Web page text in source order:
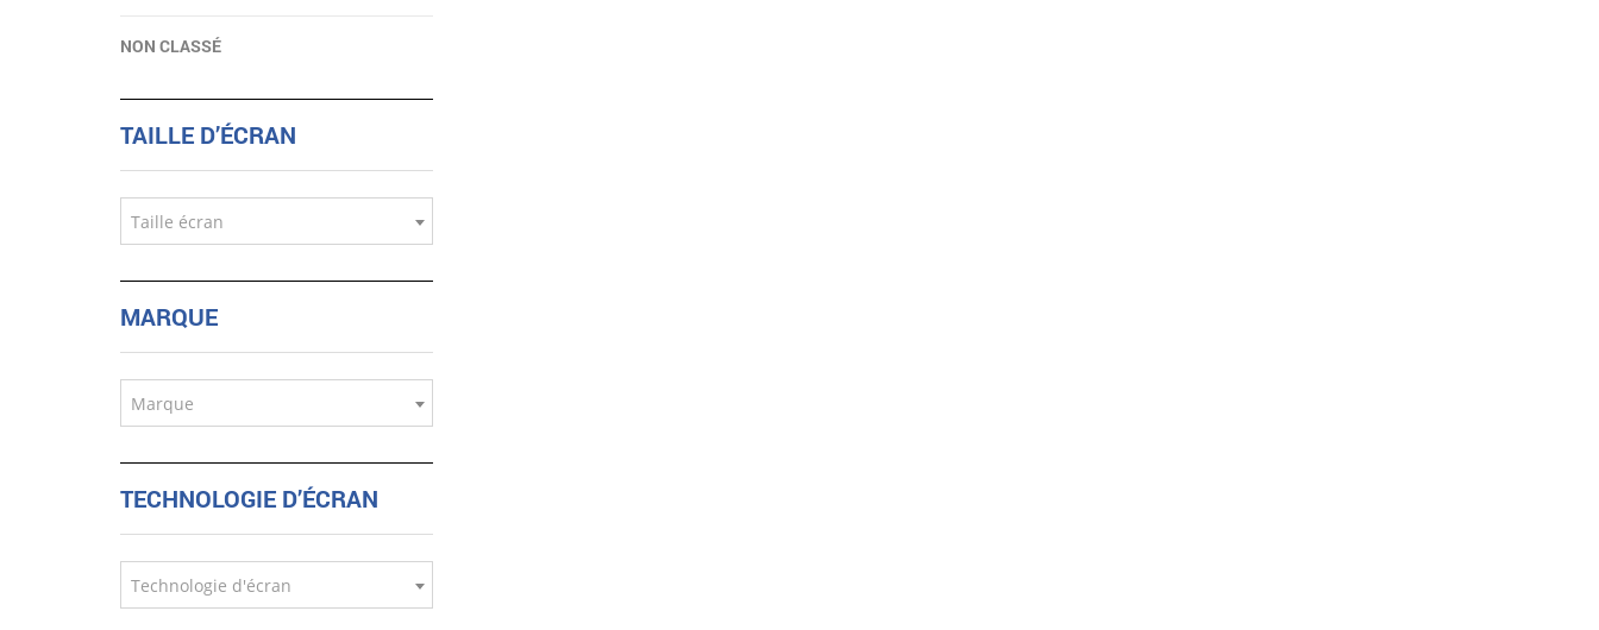
NON CLASSÉ
TAILLE D’ÉCRAN
Taille écran
MARQUE
Marque
TECHNOLOGIE D’ÉCRAN
Technologie d'écran